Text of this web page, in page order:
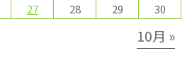
27 28 29 30
10月 »